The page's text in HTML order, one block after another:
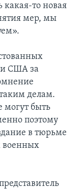
какая-то новая
мер, мы
США за
делам.
могут быть
поэтому
в тюрьме
военных